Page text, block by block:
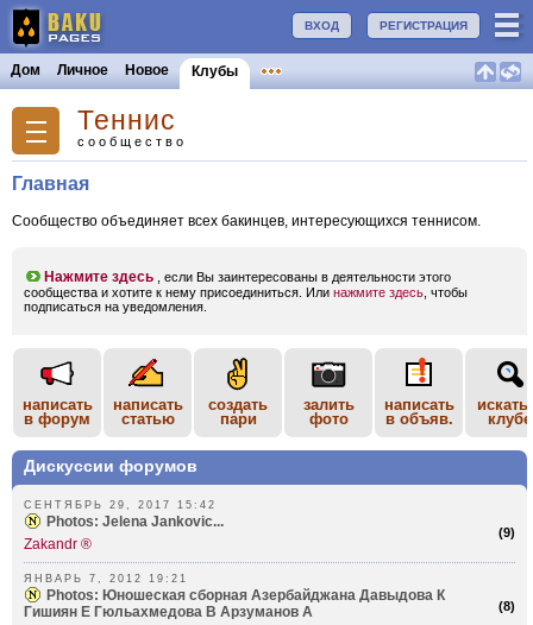
РЕГИСТРАЦИЯ
ВХОД
Дом Личное Новое Клубы
Теннис
сообщество
Главная
Сообщество объединяет всех бакинцев, интересующихся теннисом.
Нажмите здесь , если Вы заинтересованы в деятельности этого
сообщества и хотите к нему присоединиться. Или нажмите здесь , чтобы
подписаться на уведомления.
написать
в форум
написать
статью
создать
пари
залить
фото
написать
в объяв.
искать
клубе
Дискуссии форумов
СЕНТЯБРЬ 29, 2017 15:42
(9)
Photos: Jelena Jankovic...
Zakandr ®
ЯНВАРЬ 7, 2012 19:21
(8)
Photos: Юношеская сборная Азербайджана Давыдова К
Гишиян Е Гюльахмедова В Арзуманов А